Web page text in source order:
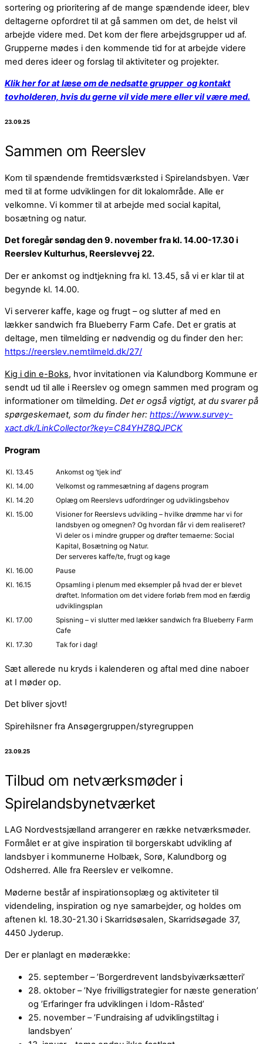
sortering og prioritering af de mange spændende ideer, blev
deltagerne opfordret til at gå sammen om det, de helst vil
arbejde videre med. Det kom der flere arbejdsgrupper ud af.
Grupperne mødes i den kommende tid for at arbejde videre
med deres ideer og forslag til aktiviteter og projekter.
Klik her for at læse om de nedsatte grupper og kontakt
tovholderen, hvis du gerne vil vide mere eller vil være med.
23.09.25
Sammen om Reerslev
Kom til spændende fremtidsværksted i Spirelandsbyen. Vær
med til at forme udviklingen for dit lokalområde. Alle er
velkomne. Vi kommer til at arbejde med social kapital,
bosætning og natur.
Det foregår søndag den 9. november fra kl. 14.00-17.30 i
Reerslev Kulturhus, Reerslevvej 22.
Der er ankomst og indtjekning fra kl. 13.45, så vi er klar til at
begynde kl. 14.00.
Vi serverer kaffe, kage og frugt – og slutter af med en
lækker sandwich fra Blueberry Farm Cafe. Det er gratis at
deltage, men tilmelding er nødvendig og du finder den her:
https://reerslev.nemtilmeld.dk/27/
Kig i din e-Boks, hvor invitationen via Kalundborg Kommune er
sendt ud til alle i Reerslev og omegn sammen med program og
informationer om tilmelding. Det er også vigtigt, at du svarer på
spørgeskemaet, som du finder her: https://www.survey-
xact.dk/LinkCollector?key=C84YHZ8QJPCK
Program
Kl. 13.45
Ankomst og ’tjek ind’
Kl. 14.00
Velkomst og rammesætning af dagens program
Kl. 14.20
Oplæg om Reerslevs udfordringer og udviklingsbehov
Kl. 15.00
Visioner for Reerslevs udvikling – hvilke drømme har vi for
landsbyen og omegnen? Og hvordan får vi dem realiseret?
Vi deler os i mindre grupper og drøfter temaerne: Social
Kapital, Bosætning og Natur.
Der serveres kaffe/te, frugt og kage
Kl. 16.00
Pause
Kl. 16.15
Opsamling i plenum med eksempler på hvad der er blevet
drøftet. Information om det videre forløb frem mod en færdig
udviklingsplan
Kl. 17.00
Spisning – vi slutter med lækker sandwich fra Blueberry Farm
Cafe
Kl. 17.30
Tak for i dag!
Sæt allerede nu kryds i kalenderen og aftal med dine naboer
at I møder op.
Det bliver sjovt!
Spirehilsner fra Ansøgergruppen/styregruppen
23.09.25
Tilbud om netværksmøder i
Spirelandsbynetværket
LAG Nordvestsjælland arrangerer en række netværksmøder.
Formålet er at give inspiration til borgerskabt udvikling af
landsbyer i kommunerne Holbæk, Sorø, Kalundborg og
Odsherred. Alle fra Reerslev er velkomne.
Møderne består af inspirationsoplæg og aktiviteter til
videndeling, inspiration og nye samarbejder, og holdes om
aftenen kl. 18.30-21.30 i Skarridsøsalen, Skarridsøgade 37,
4450 Jyderup.
Der er planlagt en møderække:
25. september – ’Borgerdrevent landsbyiværksætteri’
28. oktober – ’Nye frivilligstrategier for næste generation’
og ’Erfaringer fra udviklingen i Idom-Råsted’
25. november – ’Fundraising af udviklingstiltag i
landsbyen’